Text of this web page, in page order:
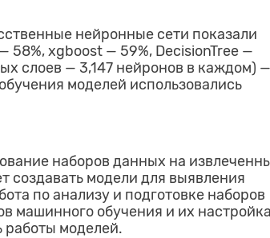
нейронные сети показали
58%, xgboost — 59%, DecisionTree —
слоев — 3,147 нейронов в каждом) —
моделей использовались
наборов данных на
создавать модели для выявления
по анализу и подготовке наборов
машинного обучения и их настройка
работы моделей.